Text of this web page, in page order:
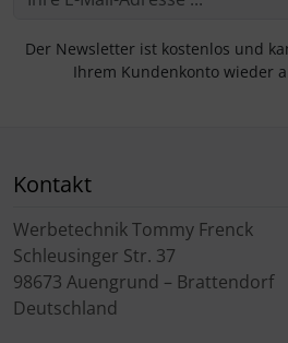
Der Newsletter ist kostenlos und
Ihrem Kundenkonto wieder
Kontakt
Werbetechnik Tommy Frenck
Schleusinger Str. 37
98673 Auengrund – Brattendorf
Deutschland